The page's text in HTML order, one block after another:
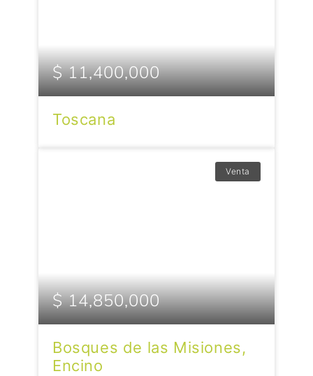
$ 11,400,000
Toscana
Venta
$ 14,850,000
Bosques de las Misiones,
Encino